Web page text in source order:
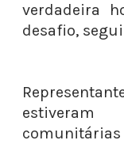
verdadeira
desafio,
estiveram